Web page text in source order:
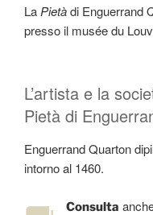
La Pietàdi Enguerrand
presso il musée du
L’artista e la
Pietà di
Enguerrand Quarton
intorno al 1460.
Consulta